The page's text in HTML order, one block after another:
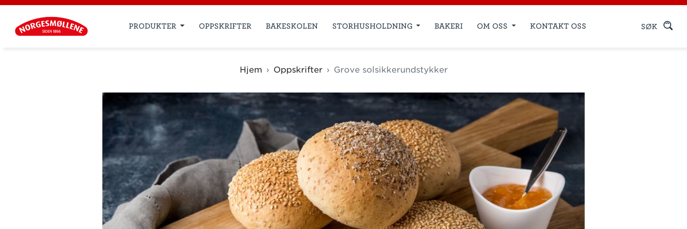
PRODUKTER OPPSKRIFTER BAKESKOLEN STORHUSHOLDNING BAKERI OM OSS KONTAKT OSS SØK
Hjem Oppskrifter Grove solsikkerundstykker